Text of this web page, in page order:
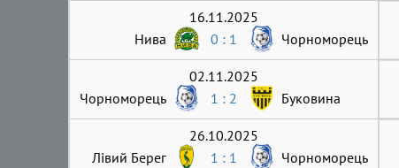
16.11.2025
Нива
0 : 1 Чорноморець
02.11.2025
Чорноморець
1 : 2 Буковина
26.10.2025
Лівий Берег
1 : 1 Чорноморець